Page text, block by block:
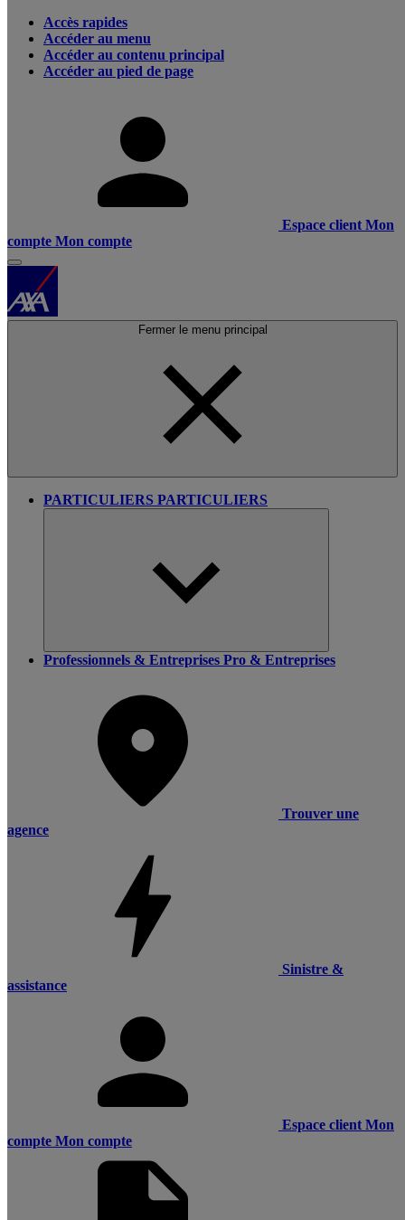
Accès rapides
Accéder au menu
Accéder au contenu principal
Accéder au pied de page
Espace client Mon
compte Mon compte
Fermer le menu principal
PARTICULIERS PARTICULIERS
Professionnels & Entreprises Pro & Entreprises
Trouver une
agence
Sinistre &
assistance
Espace client Mon
compte Mon compte